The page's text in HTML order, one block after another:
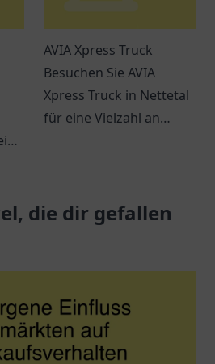
AVIA Xpress Truck
Besuchen Sie AVIA
Xpress Truck in Nettetal
für eine Vielzahl an
Reisende und Pendler.
die dir gefallen